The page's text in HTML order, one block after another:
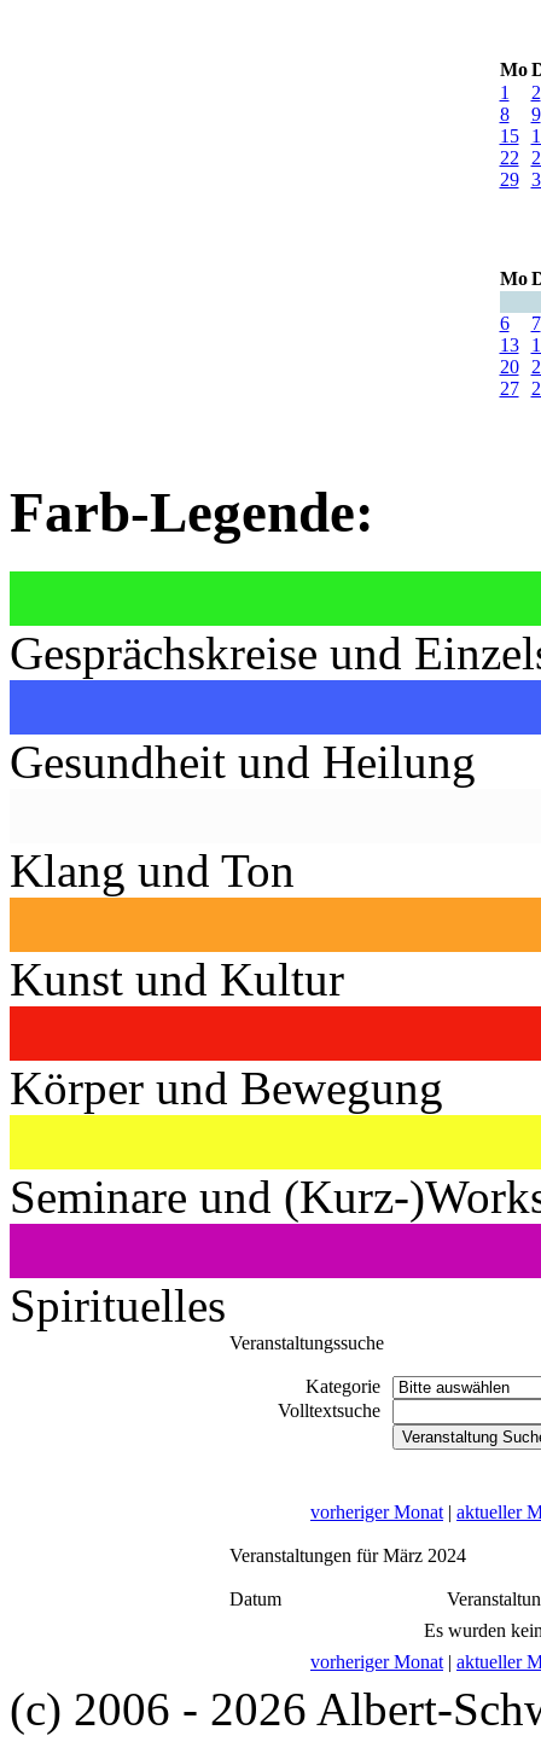
Mo
1
2
8
9
15
22
29
Mo
6
7
13
20
27
Farb-Legende:
Gesprächskreise und
Gesundheit und Heilung
Klang und Ton
Kunst und Kultur
Körper und Bewegung
Seminare und (Kurz-
Spirituelles
Veranstaltungssuche
Kategorie
Volltextsuche
vorheriger Monat | aktueller
Veranstaltungen für März 2024
Datum
Es wurden
vorheriger Monat | aktueller
(c) 2006 - 2026 Albert-